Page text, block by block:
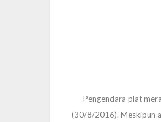
Pengendara plat
(30/8/2016). Meskipun